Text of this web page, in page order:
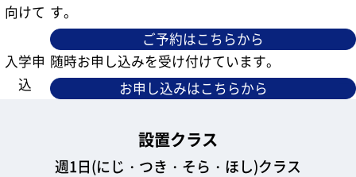
向けて す。
ご予約はこちらから
入学申
込
随時お申し込みを受け付けています。
お申し込みはこちらから
設置クラス
週1日(にじ・つき・そら・ほし)クラス